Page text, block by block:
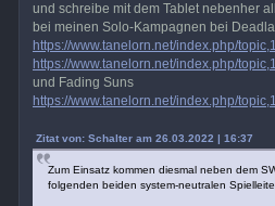
und schreibe mit dem Tablet nebenher
bei meinen Solo-Kampagnen bei
https://www.tanelorn.net/index.php/
https://www.tanelorn.net/index.php/
und Fading Suns
https://www.tanelorn.net/index.php/
Zitat von: Schalter am 26.03.2022 | 16:37
Zum Einsatz kommen diesmal neben dem
folgenden beiden system-neutralen